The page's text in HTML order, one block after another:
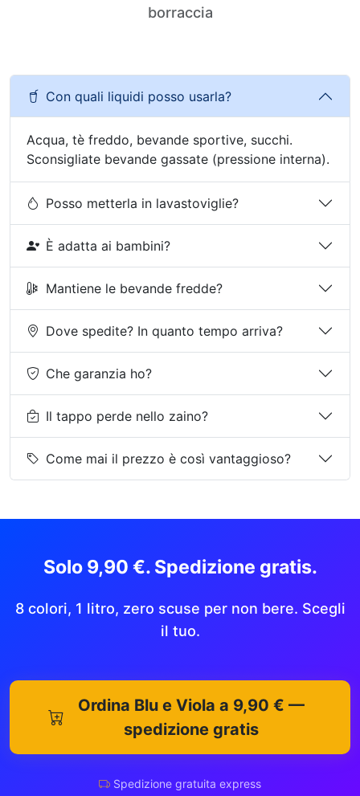
borraccia
Con quali liquidi posso usarla?
Acqua, tè freddo, bevande sportive, succhi.
Sconsigliate bevande gassate (pressione interna).
Posso metterla in lavastoviglie?
È adatta ai bambini?
Mantiene le bevande fredde?
Dove spedite? In quanto tempo arriva?
Che garanzia ho?
Il tappo perde nello zaino?
Come mai il prezzo è così vantaggioso?
Solo 9,90 €. Spedizione gratis.
8 colori, 1 litro, zero scuse per non bere. Scegli
il tuo.
Ordina Blu e Viola a 9,90 € —
spedizione gratis
Spedizione gratuita express